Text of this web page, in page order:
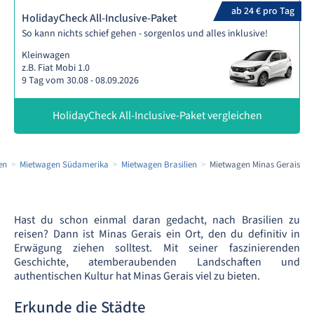
ab 24 € pro Tag
HolidayCheck All-Inclusive-Paket
So kann nichts schief gehen - sorgenlos und alles inklusive!
Kleinwagen
z.B. Fiat Mobi 1.0
9 Tag vom 30.08 - 08.09.2026
HolidayCheck All-Inclusive-Paket vergleichen
Mietwagen Südamerika Mietwagen Brasilien Mietwagen Minas Gerais
Hast du schon einmal daran gedacht, nach Brasilien zu
reisen? Dann ist Minas Gerais ein Ort, den du definitiv in
Erwägung ziehen solltest. Mit seiner faszinierenden
Geschichte, atemberaubenden Landschaften und
authentischen Kultur hat Minas Gerais viel zu bieten.
Erkunde die Städte